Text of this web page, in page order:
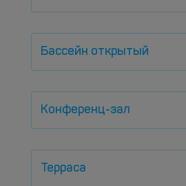
Бассейн открытый
Конференц-зал
Терраса